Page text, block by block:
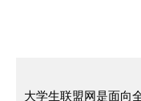
大学生联盟网是面向